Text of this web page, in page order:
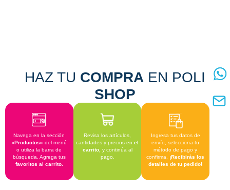
HAZ TU COMPRA EN POLI
SHOP
Navega en la sección
«Productos» del menú
o utiliza la barra de
búsqueda. Agrega tus
favoritos al carrito.
Revisa los artículos,
cantidades y precios en el
carrito, y continúa al
pago.
Ingresa tus datos de
envío, selecciona tu
método de pago y
confirma. ¡Recibirás los
detalles de tupedido!